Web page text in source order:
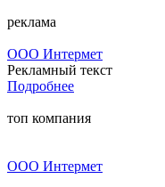
реклама
ООО Интермет
Рекламный текст
Подробнее
топ компания
ООО Интермет